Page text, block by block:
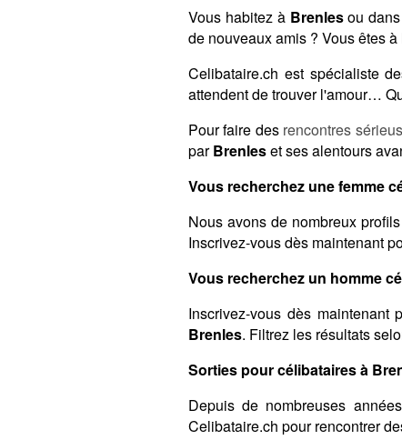
Vous habitez à Brenlesou
de nouveaux amis ? Vous êtes
Celibataire.ch est spécialiste
attendent de trouver l'amour…
Pour faire des rencontres
parBrenleset ses alentours
Vous recherchez une femme
Nous avons de nombreux
Inscrivez-vous dès maintenant
Vous recherchez un homme
Inscrivez-vous dès
Brenles. Filtrez les résultats
Sorties pour célibataires à
Depuis de nombreuses
Celibataire.ch pour rencontrer